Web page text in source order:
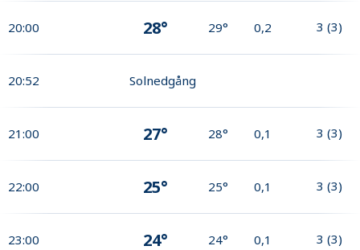
20:00 28° 29° 0,2 3 (3)
20:52 Solnedgång
21:00 27° 28° 0,1 3 (3)
22:00 25° 25° 0,1 3 (3)
23:00 24° 24° 0,1 3 (3)